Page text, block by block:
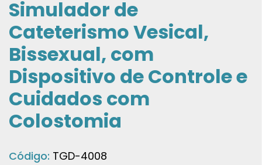
Simulador de
Cateterismo Vesical,
Bissexual, com
Dispositivo de Controle e
Cuidados com
Colostomia
Código: TGD-4008